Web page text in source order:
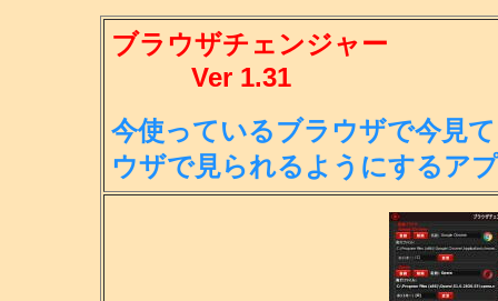
ブラウザチェンジャー
Ver 1.31
今使っているブラウザで今見
ウザで見られるようにするア